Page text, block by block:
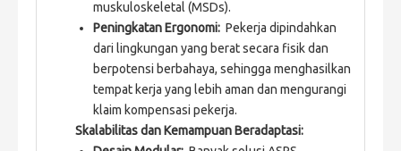
muskuloskeletal (MSDs).
Peningkatan Ergonomi: Pekerja dipindahkan
dari lingkungan yang berat secara fisik dan
berpotensi berbahaya, sehingga menghasilkan
tempat kerja yang lebih aman dan mengurangi
klaim kompensasi pekerja.
Skalabilitas dan Kemampuan Beradaptasi: